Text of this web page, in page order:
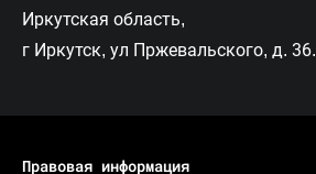
Иркутская область,
г Иркутск, ул Пржевальского, д. 36.
Правовая информация